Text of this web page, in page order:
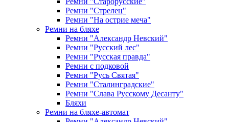
Ремни "Стрелец"
Ремни "На острие меча"
Ремни на бляхе
Ремни "Александр Невский"
Ремни "Русский лес"
Ремни "Русская правда"
Ремни с подковой
Ремни "Русь Святая"
Ремни "Сталинградские"
Ремни "Слава Русскому Десанту"
Бляхи
Ремни на бляхе-автомат